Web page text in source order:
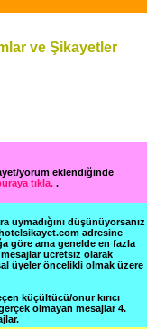
ve Şikayetler
yorum eklendiğinde
tıkla. .
uymadığını düşünüyorsanız
adresine
göre ama genelde en fazla
mesajlar ücretsiz olarak
üyeler öncelikli olmak üzere
küçültücü/onur kırıcı
olmayan mesajlar 4.